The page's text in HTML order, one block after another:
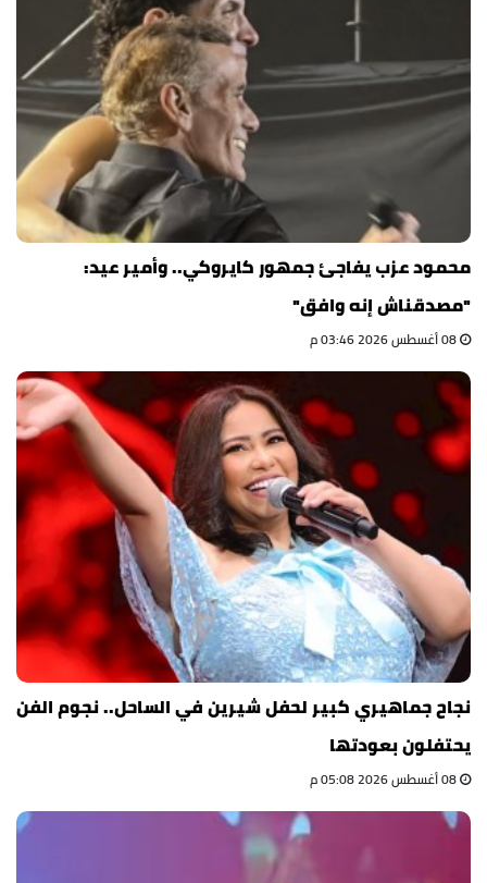
محمود عزب يفاجئ جمهور كايروكي.. وأمير عيد:
"مصدقناش إنه وافق"
نجاح جماهيري كبير لحفل شيرين في الساحل.. نجوم الفن
يحتفلون بعودتها